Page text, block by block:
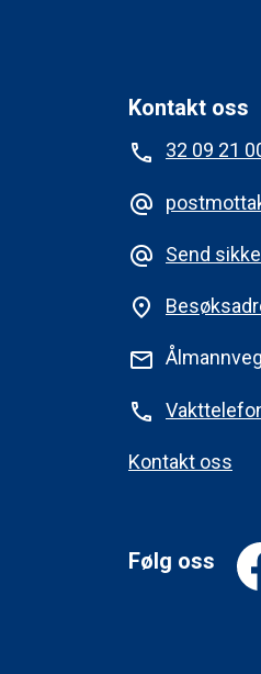
Kontakt oss
phone
32 09 21
alternate_email
alternate_email Send
place
mail
phone
Kontakt oss
Følg oss